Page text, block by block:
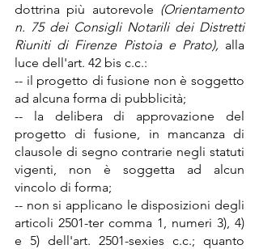
dottrina più autorevole (Orientamento
n. 75 dei Consigli Notarili dei Distretti
Riuniti di Firenze Pistoia e Prato), alla
luce dell'art. 42 bis c.c.:
-- il progetto di fusione non è soggetto
ad alcuna forma di pubblicità;
-- la delibera di approvazione del
progetto di fusione, in mancanza di
clausole di segno contrarie negli statuti
vigenti, non è soggetta ad alcun
vincolo di forma;
-- non si applicano le disposizioni degli
articoli 2501-ter comma 1, numeri 3), 4)
e 5) dell'art. 2501-sexies c.c.; quanto